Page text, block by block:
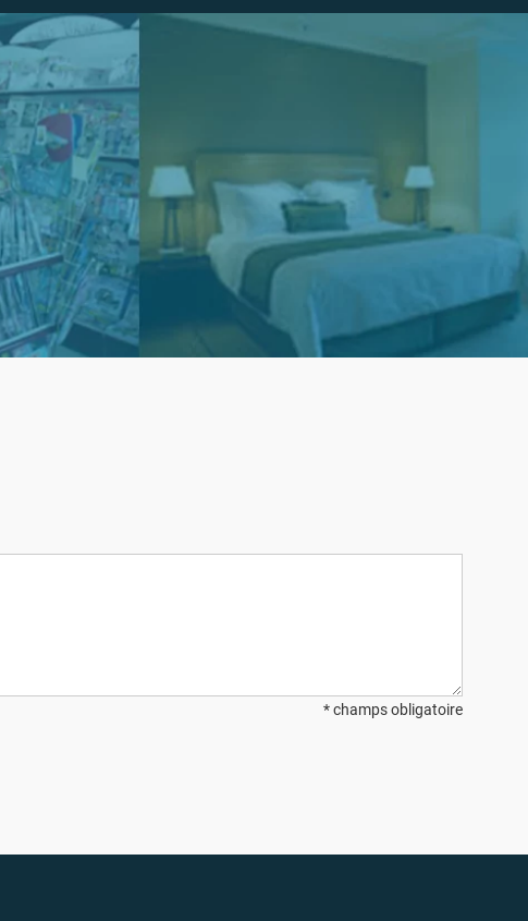
* champs obligatoire